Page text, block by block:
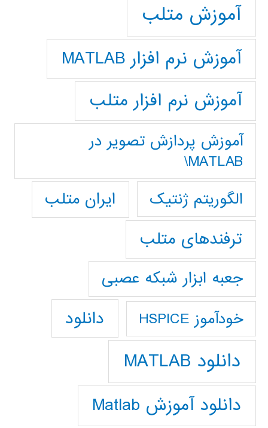
آموزش متلب
آموزش نرم افزار MATLAB
آموزش نرم افزار متلب
آموزش پردازش تصوير در
MATLAB\
الگوریتم ژنتیک
ایران متلب
ترفندهای متلب
جعبه ابزار شبکه عصبی
خودآموز HSPICE دانلود
دانلود MATLAB
دانلود آموزش Matlab